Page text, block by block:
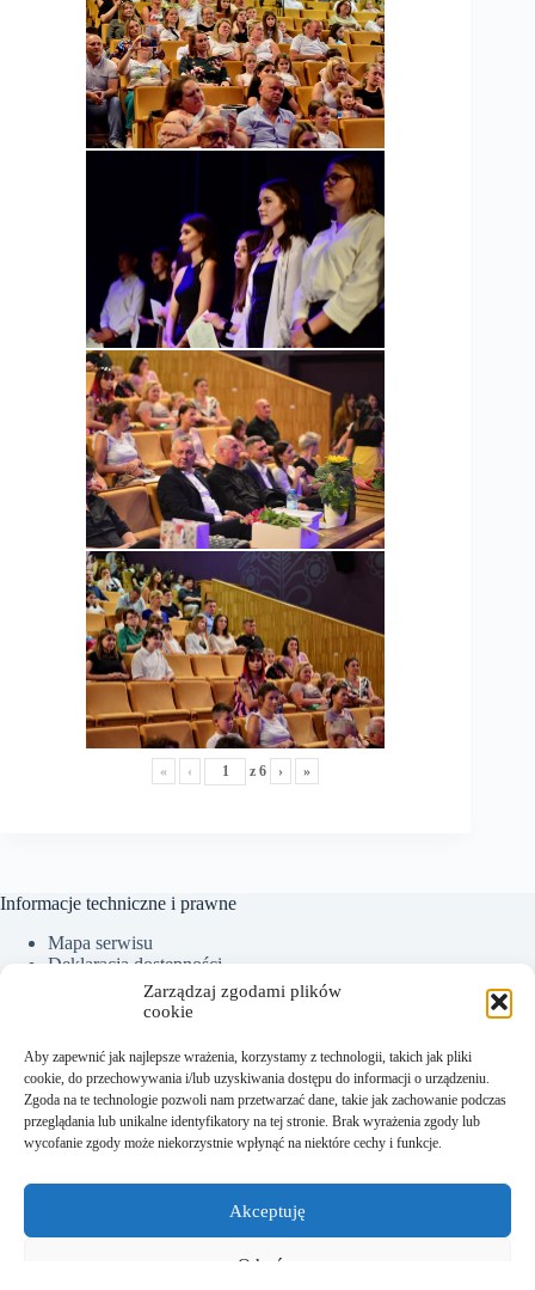
Zarządzaj zgodami plików
cookie
Aby zapewnić jak najlepsze wrażenia, korzystamy z technologii, takich jak pliki
cookie, do przechowywania i/lub uzyskiwania dostępu do informacji o urządzeniu.
Zgoda na te technologie pozwoli nam przetwarzać dane, takie jak zachowanie podczas
przeglądania lub unikalne identyfikatory na tej stronie. Brak wyrażenia zgody lub
wycofanie zgody może niekorzystnie wpłynąć na niektóre cechy i funkcje.
Akceptuję
Odmów
« ‹ z6 › »
Informacje techniczne i prawne
Mapa serwisu
Deklaracja dostępności
Ochrona Danych Osobowych
Polityka plików cookies (EU)
Kontakt:
Sekretariat tel.: +48 18 300 01 93
Dyrektor tel. kom.: +48 782 538 840